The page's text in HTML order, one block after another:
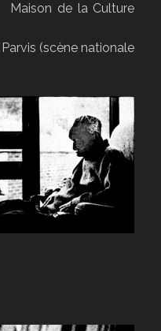
Maison de la Culture
(scène nationale